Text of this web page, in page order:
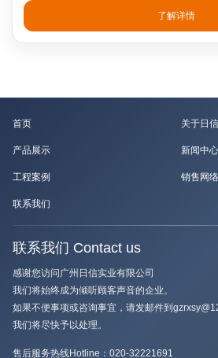
了解详情
首页 关于日信
产品展示 新闻中心
工程案例 销售网络
联系我们
联系我们 Contact us
感谢您访问广州日信实业有限公司
我们将始终成为倾听顾客声音的企业。
如果不便事项或咨询事宜，请发邮件到
我们将尽快予以处理。
售后服务热线Hotline： 020-32221691